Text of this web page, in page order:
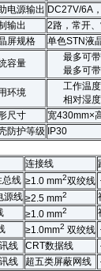
电源输出 DC27V/6A
输出
2路，常开
屏规格
单色STN液
容量
最多可
最多可
环境
工作温
相对湿
尺寸
宽430mm×
防护等级 IP30
连接线
总线 ≥1.0 mm2双绞线
源线 ≥2.5 mm2
≥1.0 mm2
≥1.0mm2 双绞线
线
CRT数据线
线
超五类屏蔽网线